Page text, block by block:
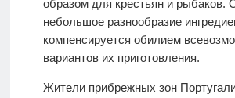
образом для крестьян и рыбаков.
небольшое разнообразие
компенсируется обилием
вариантов их приготовления.
Жители прибрежных зон